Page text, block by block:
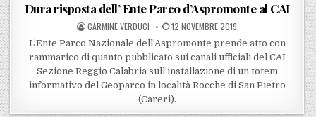
Dura risposta dell’ Ente Parco d’Aspromonte al CAI
POSTED BY
CARMINE VERDUCI POSTED ON
12 NOVEMBRE 2019
L’Ente Parco Nazionale dell’Aspromonte prende atto con
rammarico di quanto pubblicato sui canali ufficiali del CAI
Sezione Reggio Calabria sull’installazione di un totem
informativo del Geoparco in località Rocche di San Pietro
(Careri).